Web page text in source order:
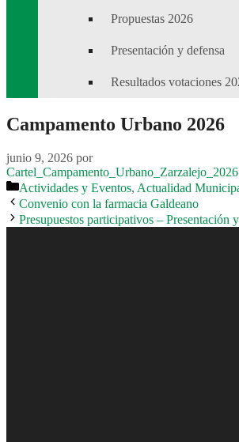
Propuestas 2026
Presentación y defensa
Resultados votaciones
Campamento Urbano 2026
junio 9, 2026 por
Cartel_Campamento_Urbano_Zarzalejo_2026
Categorías
Actividades y Eventos, Actualidad
Convenio con la farmacia Galdeano
Presupuestos participativos – Presentación